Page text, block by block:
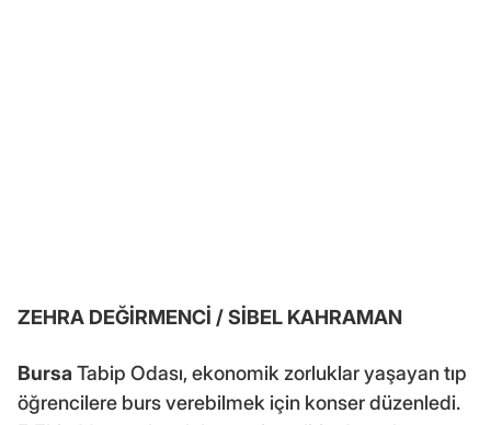
ZEHRA DEĞİRMENCİ / SİBEL KAHRAMAN
Bursa Tabip Odası, ekonomik zorluklar yaşayan tıp
öğrencilere burs verebilmek için konser düzenledi.